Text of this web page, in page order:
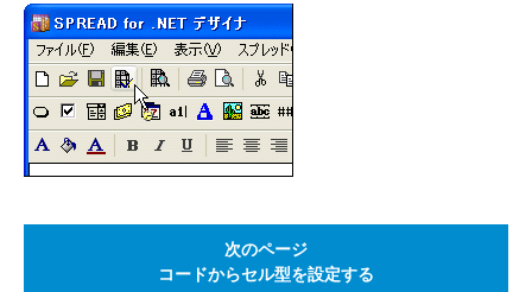
次のページ
コードからセル型を設定する